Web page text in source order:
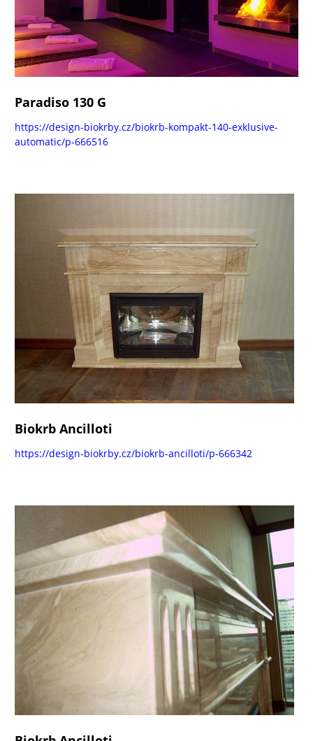
Paradiso 130 G
https://design-biokrby.cz/biokrb-kompakt-140-exklusive-
automatic/p-666516
Biokrb Ancilloti
https://design-biokrby.cz/biokrb-ancilloti/p-666342
Biokrb Ancilloti